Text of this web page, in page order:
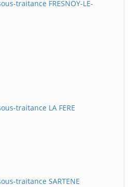
traitance FRESNOY-LE-
traitance LA FERE
traitance SARTENE